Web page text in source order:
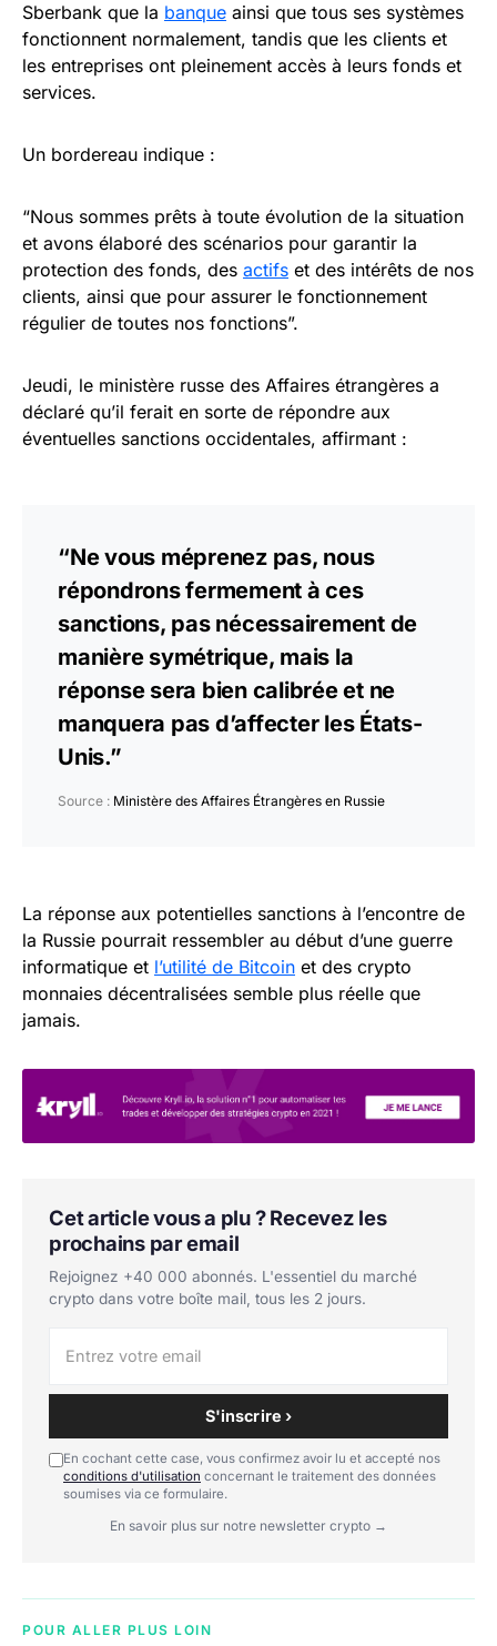
Sberbank que la banque ainsi que tous ses systèmes
fonctionnent normalement, tandis que les clients et
les entreprises ont pleinement accès à leurs fonds et
services.
Un bordereau indique :
“Nous sommes prêts à toute évolution de la situation
et avons élaboré des scénarios pour garantir la
protection des fonds, des actifs et des intérêts de nos
clients, ainsi que pour assurer le fonctionnement
régulier de toutes nos fonctions”.
Jeudi, le ministère russe des Affaires étrangères a
déclaré qu’il ferait en sorte de répondre aux
éventuelles sanctions occidentales, affirmant :
“Ne vous méprenez pas, nous
répondrons fermement à ces
sanctions, pas nécessairement de
manière symétrique, mais la
réponse sera bien calibrée et ne
manquera pas d’affecter les États-
Unis.”
Source : Ministère des Affaires Étrangères en Russie
La réponse aux potentielles sanctions à l’encontre de
la Russie pourrait ressembler au début d’une guerre
informatique et l’utilité de Bitcoin et des crypto
monnaies décentralisées semble plus réelle que
jamais.
Cet article vous a plu ? Recevez les
prochains par email
Rejoignez +40 000 abonnés. L'essentiel du marché
crypto dans votre boîte mail, tous les 2 jours.
S'inscrire ›
En cochant cette case, vous confirmez avoir lu et accepté nos
conditions d'utilisation concernant le traitement des données
soumises via ce formulaire.
En savoir plus sur notre newsletter crypto →
POUR ALLER PLUS LOIN